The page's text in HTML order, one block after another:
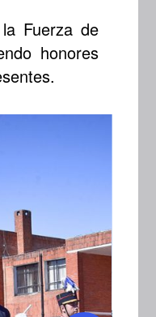
Fuerza de
honores